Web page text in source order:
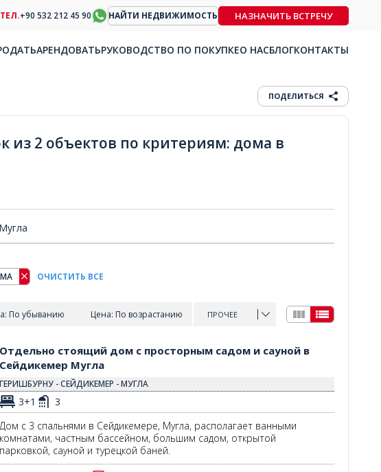
ПОДЕЛИТЬСЯ
из 2 объектов по критериям: дома в
ОЧИСТИТЬ ВСЕ
По убыванию Цена: По возрастанию ПРОЧЕЕ
в Сейдикемер Мугла 3
Отдельно стоящий дом с просторным садом и сауной в
Сейдикемер Мугла
ГЕРИШБУРНУ - СЕЙДИКЕМЕР - МУГЛА
3+1
3
Дом с 3 спальнями в Сейдикемере, Мугла, располагает ванными
комнатами, частным бассейном, большим садом, открытой
парковкой, сауной и турецкой баней.
+90 532 212 45 90 НАЙТИ НЕДВИЖИМОСТЬ НАЗНАЧИТЬ ВСТРЕЧУ
АРЕНДОВАТЬРУКОВОДСТВО ПО ПОКУПКЕО НАСБЛОГКОНТАКТЫ